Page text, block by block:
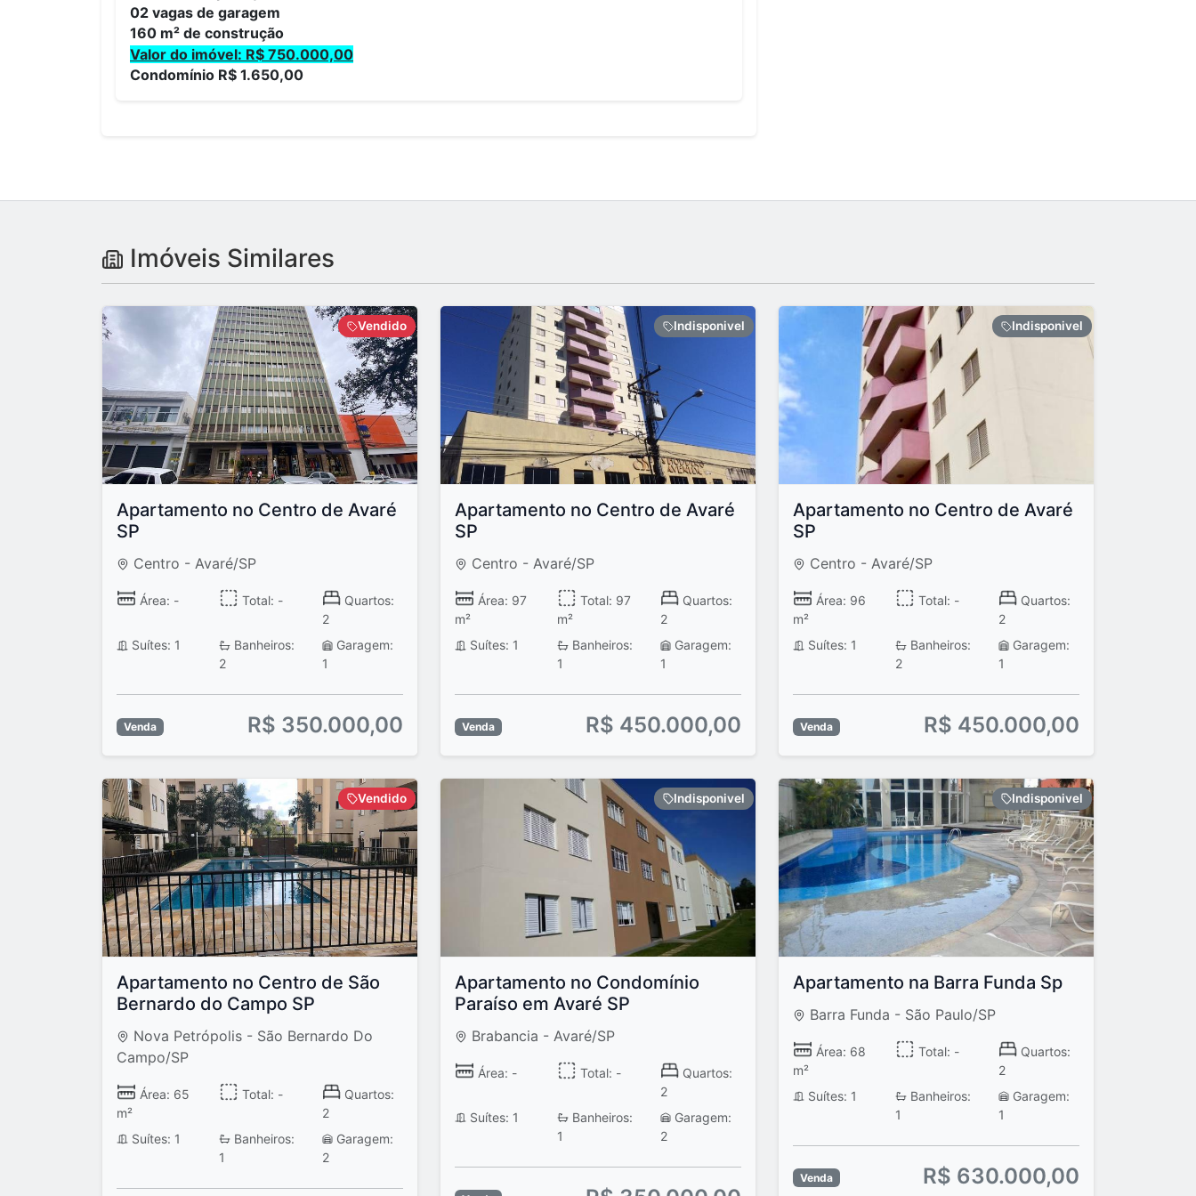
02 vagas de garagem
160 m² de construção
Valor do imóvel: R$ 750.000,00
Condomínio R$ 1.650,00
Imóveis Similares
Vendido
Apartamento no Centro de Avaré
SP
Centro - Avaré/SP
Área: - Total: -
Quartos:
2
Suítes: 1
Banheiros:
2
Garagem:
1
Venda R$ 350.000,00
Indisponivel
Apartamento no Centro de Avaré
SP
Centro - Avaré/SP
Área: 97
m²
Total: 97
m²
Quartos:
2
Suítes: 1
Banheiros:
1
Garagem:
1
Venda R$ 450.000,00
Indisponivel
Apartamento no Centro de Avaré
SP
Centro - Avaré/SP
Área: 96
m²
Total: -
Quartos:
2
Suítes: 1
Banheiros:
2
Garagem:
1
Venda R$ 450.000,00
Vendido
Apartamento no Centro de São
Bernardo do Campo SP
Nova Petrópolis - São Bernardo Do
Campo/SP
Área: 65
m²
Total: -
Quartos:
2
Suítes: 1
Banheiros:
1
Garagem:
2
Indisponivel
Apartamento no Condomínio
Paraíso em Avaré SP
Brabancia - Avaré/SP
Área: - Total: -
Quartos:
2
Suítes: 1
Banheiros:
1
Garagem:
2
Indisponivel
Apartamento na Barra Funda Sp
Barra Funda - São Paulo/SP
Área: 68
m²
Total: -
Quartos:
2
Suítes: 1
Banheiros:
1
Garagem:
1
Venda R$ 630.000,00